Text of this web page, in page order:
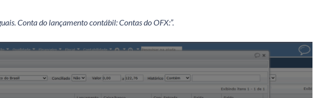
Conta do lançamento contábil: Contas do OFX:”.